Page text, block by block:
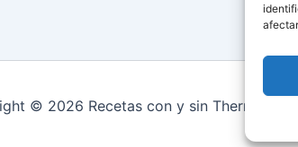
© 2026 Recetas con y sin Thermomix